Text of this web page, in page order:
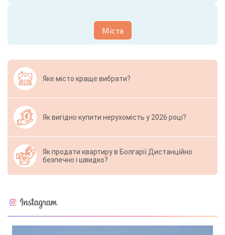
Міста
Яке місто краще вибрати?
Як вигідно купити нерухомість у 2026 році?
Як продати квартиру в Болгарії Дистанційно
безпечно і швидко?